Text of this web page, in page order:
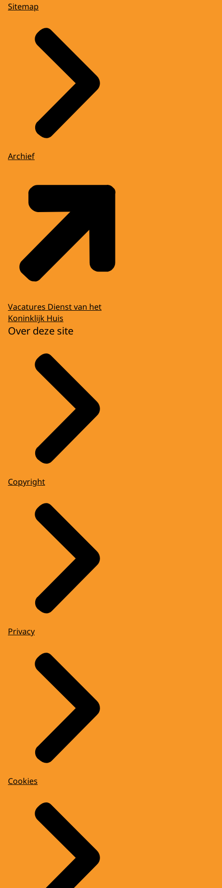
Sitemap
Archief
Vacatures Dienst van het
Koninklijk Huis
Over deze site
Copyright
Privacy
Cookies